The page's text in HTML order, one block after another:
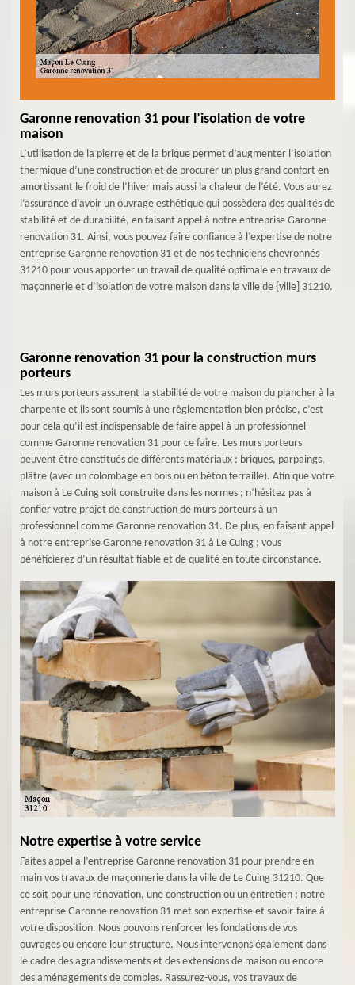
Garonne renovation 31 pour l’isolation de votre
maison
L’utilisation de la pierre et de la brique permet d’augmenter l’isolation
thermique d’une construction et de procurer un plus grand confort en
amortissant le froid de l’hiver mais aussi la chaleur de l’été. Vous aurez
l’assurance d’avoir un ouvrage esthétique qui possèdera des qualités de
stabilité et de durabilité, en faisant appel à notre entreprise Garonne
renovation 31. Ainsi, vous pouvez faire confiance à l’expertise de notre
entreprise Garonne renovation 31 et de nos techniciens chevronnés
31210 pour vous apporter un travail de qualité optimale en travaux de
maçonnerie et d’isolation de votre maison dans la ville de {ville] 31210.
Garonne renovation 31 pour la construction murs
porteurs
Les murs porteurs assurent la stabilité de votre maison du plancher à la
charpente et ils sont soumis à une règlementation bien précise, c’est
pour cela qu’il est indispensable de faire appel à un professionnel
comme Garonne renovation 31 pour ce faire. Les murs porteurs
peuvent être constitués de différents matériaux : briques, parpaings,
plâtre (avec un colombage en bois ou en béton ferraillé). Afin que votre
maison à Le Cuing soit construite dans les normes ; n’hésitez pas à
confier votre projet de construction de murs porteurs à un
professionnel comme Garonne renovation 31. De plus, en faisant appel
à notre entreprise Garonne renovation 31 à Le Cuing ; vous
bénéficierez d’un résultat fiable et de qualité en toute circonstance.
Notre expertise à votre service
Faites appel à l’entreprise Garonne renovation 31 pour prendre en
main vos travaux de maçonnerie dans la ville de Le Cuing 31210. Que
ce soit pour une rénovation, une construction ou un entretien ; notre
entreprise Garonne renovation 31 met son expertise et savoir-faire à
votre disposition. Nous pouvons renforcer les fondations de vos
ouvrages ou encore leur structure. Nous intervenons également dans
le cadre des agrandissements et des extensions de maison ou encore
des aménagements de combles. Rassurez-vous, vos travaux de